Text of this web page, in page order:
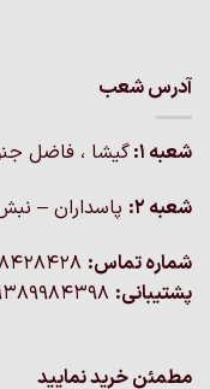
آدرس شعب
شعبه 1:
گيشا ، فاضل
شعبه 2:
پاسداران – نبش
شماره تماس:
پشتیبانی:
مطمئن خرید نمایید